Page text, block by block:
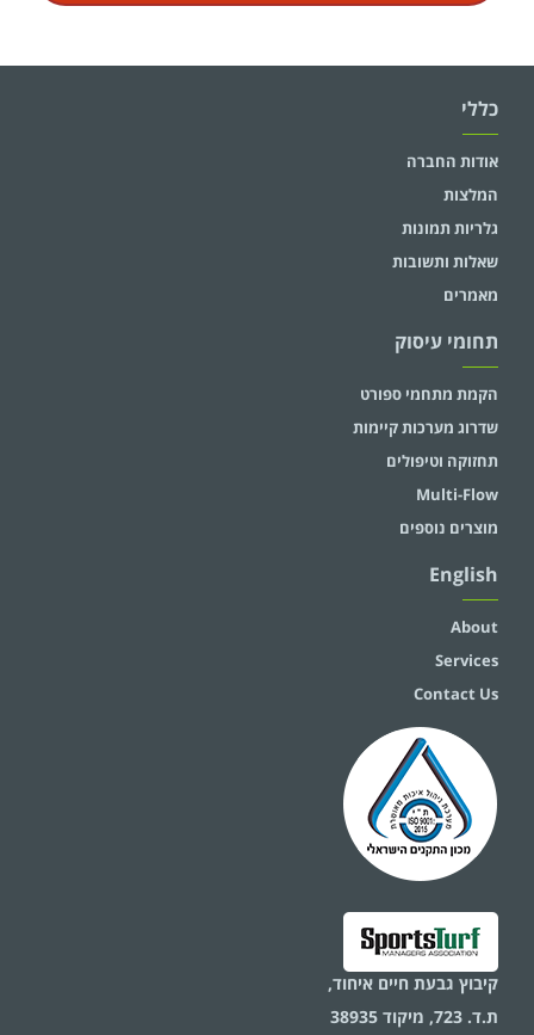
ה
כללי
אודות החברה
המלצות
גלריות תמונות
שאלות ותשובות
מאמרים
תחומי עיסוק
הקמת מתחמי ספורט
שדרוג מערכות קיימות
תחזוקה וטיפולים
Multi-Flow
מוצרים נוספים
English
About
Services
Contact Us
קיבוץ גבעת חיים איחוד,
ת.ד. 723, מיקוד 38935